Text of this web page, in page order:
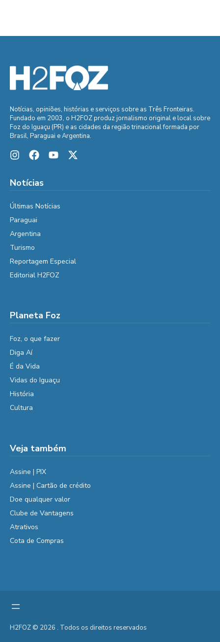
Notícias, opiniões, histórias e serviços sobre as Três Fronteiras.
Fundado em 2003, o H2FOZ produz jornalismo original e local sobre
Foz do Iguaçu (PR) e as cidades da região trinacional formada por
Brasil, Paraguai e Argentina.
Notícias
Últimas Notícias
Paraguai
Argentina
Turismo
Reportagem Especial
Editorial H2FOZ
Planeta Foz
Foz, o que fazer
Diga Aí
É da Vida
Vidas do Iguaçu
História
Cultura
Veja também
Assine | PIX
Assine | Cartão de crédito
Doe qualquer valor
Clube de Vantagens
Atrativos
Cota de Compras
H2FOZ © 2026 . Todos os direitos reservados